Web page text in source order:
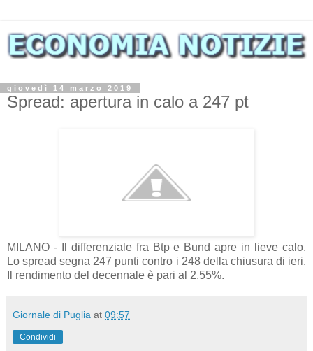
giovedì 14 marzo 2019
Spread: apertura in calo a 247 pt
MILANO - Il differenziale fra Btp e Bund apre in lieve calo.
Lo spread segna 247 punti contro i 248 della chiusura di ieri.
Il rendimento del decennale è pari al 2,55%.
Giornale di Puglia at 09:57
Condividi